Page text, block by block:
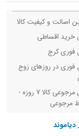
اصالت و کیفیت کالا
خرید اقساطی
فوری کرج
فوری در روزهای زوج
امکان مرجوعی کالا 7 روزه -
مرجوعی
دیاموند